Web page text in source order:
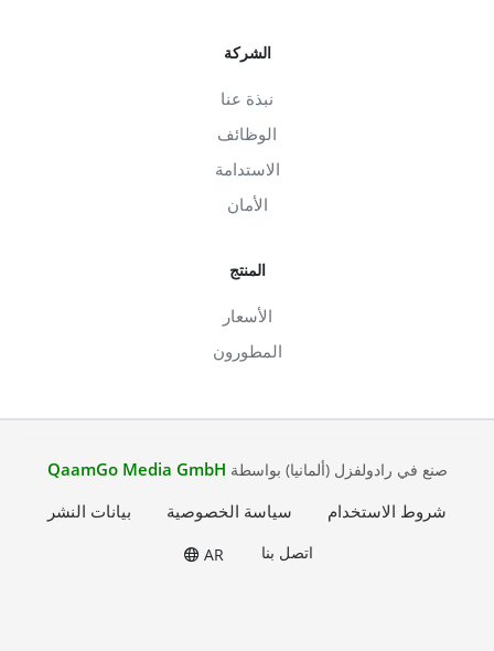
الشركة
نبذة عنا
الوظائف
الاستدامة
الأمان
المنتج
الأسعار
المطورون
صنع في رادولفزل (ألمانيا) بواسطة QaamGo Media GmbH
شروط الاستخدام
سياسة الخصوصية بيانات النشر
اتصل بنا AR